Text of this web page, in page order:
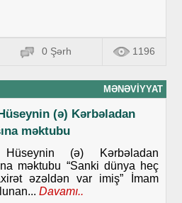
0 Şərh 1196
MƏNƏVIYYAT
(ə) Kərbəladan
məktubu
Hüseynin (ə) Kərbəladan
məktubu “Sanki dünya heç
əzəldən var imiş” İmam
Davamı..